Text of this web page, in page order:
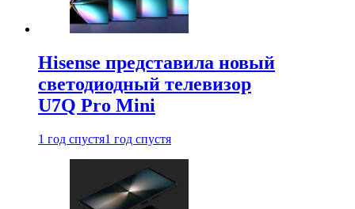
Hisense представила новый
светодиодный телевизор
U7Q Pro Mini
1 год спустя1 год спустя